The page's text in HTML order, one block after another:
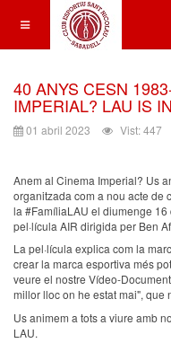
40 ANYS CESN
IMPERIAL? LAU IS
01 abril 2023 Vist: 447
Anem al Cinema Imperial? Us
organitzada com a nou acte de
la #FamíliaLAU el diumenge
pel·lícula AIR dirigida per Ben
La pel·lícula explica com la
crear la marca esportiva més
veure el nostre Vídeo-
millor lloc on he estat mai", que
Us animem a tots a viure amb
LAU.